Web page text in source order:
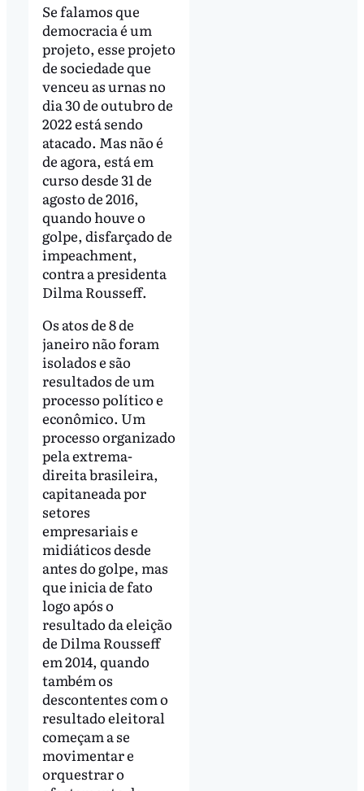
Se falamos que
democracia é um
projeto, esse projeto
de sociedade que
venceu as urnas no
dia 30 de outubro de
2022 está sendo
atacado. Mas não é
de agora, está em
curso desde 31 de
agosto de 2016,
quando houve o
golpe, disfarçado de
impeachment,
contra a presidenta
Dilma Rousseff.
Os atos de 8 de
janeiro não foram
isolados e são
resultados de um
processo político e
econômico. Um
processo organizado
pela extrema-
direita brasileira,
capitaneada por
setores
empresariais e
midiáticos desde
antes do golpe, mas
que inicia de fato
logo após o
resultado da eleição
de Dilma Rousseff
em 2014, quando
também os
descontentes com o
resultado eleitoral
começam a se
movimentar e
orquestrar o